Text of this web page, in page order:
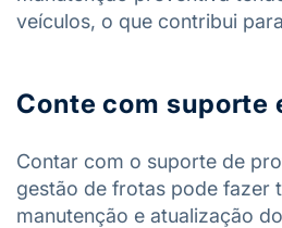
veículos, o que contribui
Conte com suporte
Contar com o suporte de
gestão de frotas pode fazer
manutenção e atualização